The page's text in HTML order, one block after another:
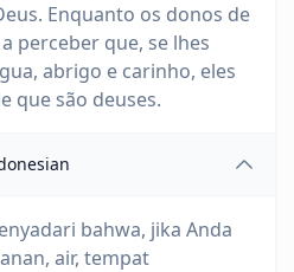
Enquanto os donos de
perceber que, se lhes
abrigo e carinho, eles
que são deuses.
bahwa, jika Anda
air, tempat